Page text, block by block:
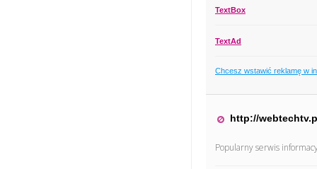
TextBox
TextAd
Chcesz wstawić reklamę w
http://
Popularny serwis